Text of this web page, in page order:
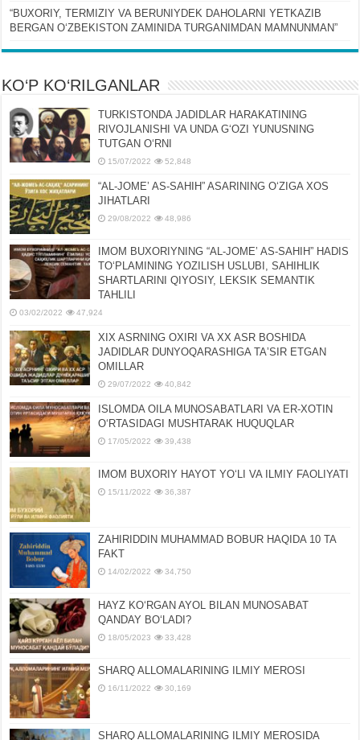
“BUXORIY, TERMIZIY VA BERUNIYDEK DAHOLARNI YETKAZIB
BERGAN OʻZBEKISTON ZAMINIDA TURGANIMDAN MAMNUNMAN”
KO‘P KO‘RILGANLAR
TURKISTONDA JADIDLAR HARAKATINING
RIVOJLANISHI VA UNDA GʻOZI YUNUSNING
TUTGAN OʻRNI
15/07/2022 52,848
“AL-JOMEʼ AS-SAHIH” ASARINING OʻZIGA XOS
JIHATLARI
29/08/2022 48,986
IMOM BUXORIYNING “AL-JOMEʼ AS-SAHIH” HADIS
TOʻPLAMINING YOZILISH USLUBI, SAHIHLIK
SHARTLARINI QIYOSIY, LЕKSIK SЕMANTIK
TAHLILI
03/02/2022 47,924
XIX ASRNING OXIRI VA XX ASR BOSHIDA
JADIDLAR DUNYOQARASHIGA TAʼSIR ETGAN
OMILLAR
29/07/2022 40,842
ISLOMDA OILA MUNOSABATLARI VA ER-XOTIN
OʻRTASIDAGI MUSHTARAK HUQUQLAR
17/05/2022 39,438
IMOM BUXORIY HAYOT YOʻLI VA ILMIY FAOLIYATI
15/11/2022 36,387
ZAHIRIDDIN MUHAMMAD BOBUR HAQIDA 10 TA
FAKT
14/02/2022 34,750
HAYZ KOʻRGAN AYOL BILAN MUNOSABAT
QANDAY BOʻLADI?
18/05/2023 33,428
SHARQ ALLOMALARINING ILMIY MEROSI
16/11/2022 30,169
SHARQ ALLOMALARINING ILMIY MЕROSIDA